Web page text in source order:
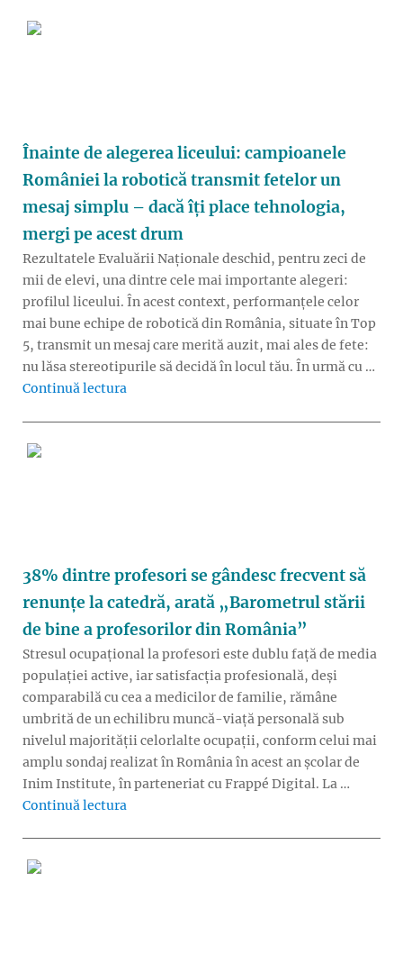
Înainte de alegerea liceului: campioanele
României la robotică transmit fetelor un
mesaj simplu – dacă îți place tehnologia,
mergi pe acest drum
Rezultatele Evaluării Naționale deschid, pentru zeci de
mii de elevi, una dintre cele mai importante alegeri:
profilul liceului. În acest context, performanțele celor
mai bune echipe de robotică din România, situate în Top
5, transmit un mesaj care merită auzit, mai ales de fete:
nu lăsa stereotipurile să decidă în locul tău. În urmă cu …
Continuă lectura
38% dintre profesori se gândesc frecvent să
renunțe la catedră, arată „Barometrul stării
de bine a profesorilor din România”
Stresul ocupațional la profesori este dublu față de media
populației active, iar satisfacția profesională, deși
comparabilă cu cea a medicilor de familie, rămâne
umbrită de un echilibru muncă-viață personală sub
nivelul majorității celorlalte ocupații, conform celui mai
amplu sondaj realizat în România în acest an școlar de
Inim Institute, în parteneriat cu Frappé Digital. La …
Continuă lectura